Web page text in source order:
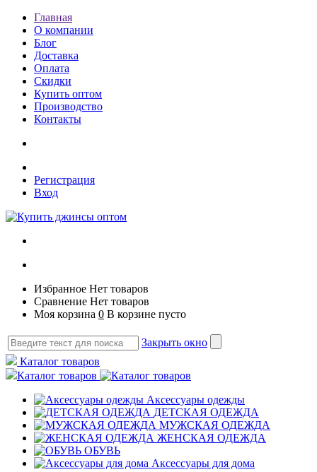
Главная
О компании
Блог
Доставка
Оплата
Скидки
Купить оптом
Производство
Контакты
Регистрация
Вход
Избранное Нет товаров
Сравнение Нет товаров
Моя корзина 0 В корзине пусто
Закрыть окно
Каталог товаров
Каталог товаров
Аксессуары одежды
ДЕТСКАЯ ОДЕЖДА
МУЖСКАЯ ОДЕЖДА
ЖЕНСКАЯ ОДЕЖДА
ОБУВЬ
Аксессуары для дома